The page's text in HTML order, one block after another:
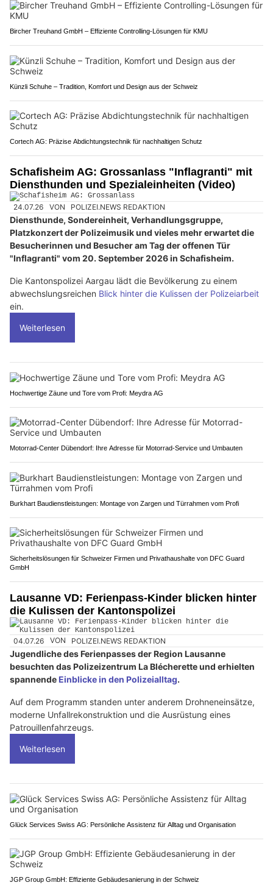
Bircher Treuhand GmbH – Effiziente Controlling-Lösungen für KMU
Künzli Schuhe – Tradition, Komfort und Design aus der Schweiz
Cortech AG: Präzise Abdichtungstechnik für nachhaltigen Schutz
Schafisheim AG: Grossanlass "Inflagranti" mit
Diensthunden und Spezialeinheiten (Video)
24.07.26 VON POLIZEI.NEWS REDAKTION
Diensthunde, Sondereinheit, Verhandlungsgruppe,
Platzkonzert der Polizeimusik und vieles mehr erwartet die
Besucherinnen und Besucher am Tag der offenen Tür
"Inflagranti" vom 20. September 2026 in Schafisheim.
Die Kantonspolizei Aargau lädt die Bevölkerung zu einem
abwechslungsreichen Blick hinter die Kulissen der Polizeiarbeit
ein.
Weiterlesen
Hochwertige Zäune und Tore vom Profi: Meydra AG
Motorrad-Center Dübendorf: Ihre Adresse für Motorrad-Service und Umbauten
Burkhart Baudienstleistungen: Montage von Zargen und Türrahmen vom Profi
Sicherheitslösungen für Schweizer Firmen und Privathaushalte von DFC Guard
GmbH
Lausanne VD: Ferienpass-Kinder blicken hinter
die Kulissen der Kantonspolizei
04.07.26 VON POLIZEI.NEWS REDAKTION
Jugendliche des Ferienpasses der Region Lausanne
besuchten das Polizeizentrum La Blécherette und erhielten
spannende Einblicke in den Polizeialltag.
Auf dem Programm standen unter anderem Drohneneinsätze,
moderne Unfallrekonstruktion und die Ausrüstung eines
Patrouillenfahrzeugs.
Weiterlesen
Glück Services Swiss AG: Persönliche Assistenz für Alltag und Organisation
JGP Group GmbH: Effiziente Gebäudesanierung in der Schweiz